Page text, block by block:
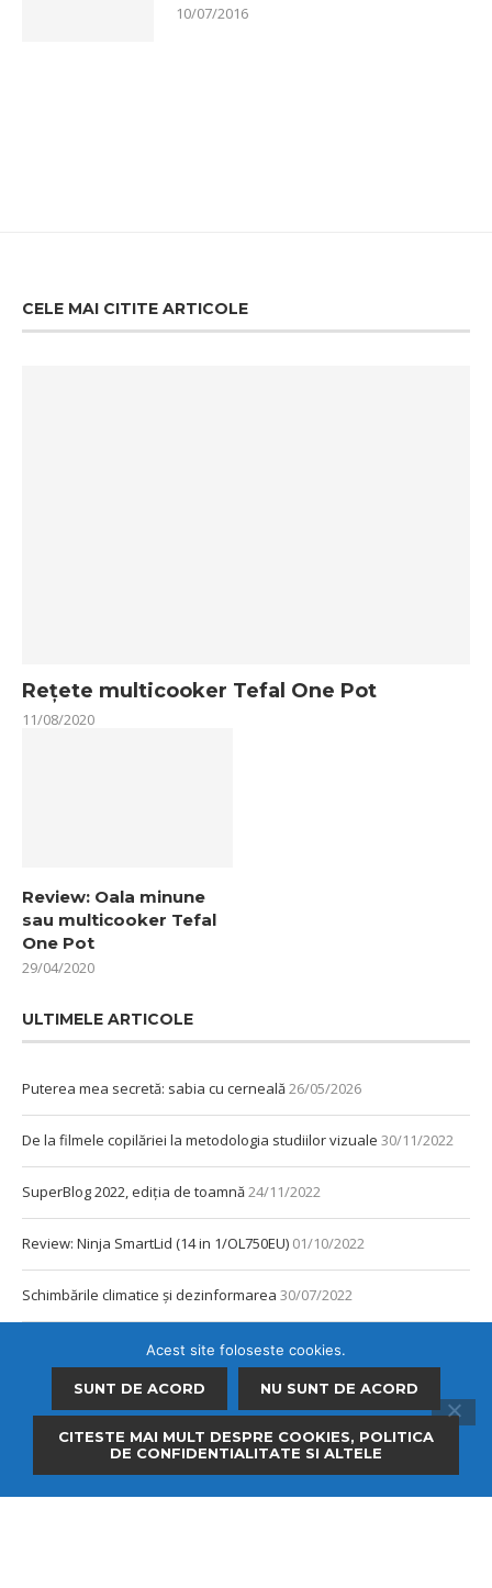
10/07/2016
CELE MAI CITITE ARTICOLE
Rețete multicooker Tefal One Pot
11/08/2020
Review: Oala minune
sau multicooker Tefal
One Pot
29/04/2020
ULTIMELE ARTICOLE
Puterea mea secretă: sabia cu cerneală26/05/2026
De la filmele copilăriei la metodologia studiilor vizuale 30/11/2022
SuperBlog 2022, ediția de toamnă24/11/2022
Review: Ninja SmartLid (14 in 1/OL750EU) 01/10/2022
Schimbările climatice și dezinformarea 30/07/2022
Review: Tefal Cook4me11/06/2021
Ce vezi de la fereastra ta? Marea! 13/02/2021
Lumina din întuneric – arta fotografilor nevăzători 08/02/2021
Tehnologia asistivă la CES 202129/01/2021
Acest site foloseste cookies.
SUNT DE ACORD NU SUNT DE ACORD
CITESTE MAI MULT DESPRE COOKIES, POLITICA
DE CONFIDENTIALITATE SI ALTELE